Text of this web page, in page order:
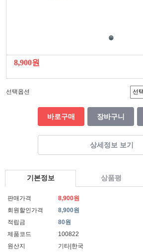
8,900원
선택옵션
바로구매 장바구니
상세정보 보기
기본정보 상품평
판매가격
8,900원
회원할인가격
8,900원
적립금
80원
제품코드
100822
원산지
기타|한국